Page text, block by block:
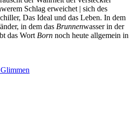
Schlag erweichet | sich des
Das Ideal und das Leben. In dem
in dem das Brunnenwasser in der
das Wort Born noch heute allgemein in